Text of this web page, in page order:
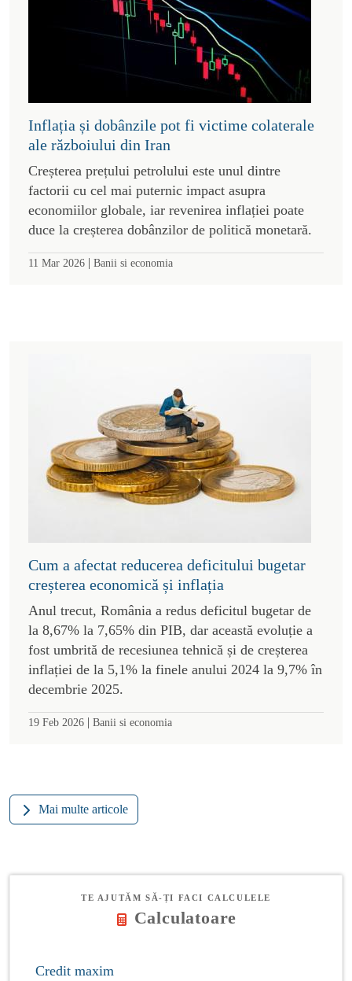
Inflația și dobânzile pot fi victime colaterale
ale războiului din Iran
Creșterea prețului petrolului este unul dintre
factorii cu cel mai puternic impact asupra
economiilor globale, iar revenirea inflației poate
duce la creșterea dobânzilor de politică monetară.
11 Mar 2026 | Banii si economia
Cum a afectat reducerea deficitului bugetar
creșterea economică și inflația
Anul trecut, România a redus deficitul bugetar de
la 8,67% la 7,65% din PIB, dar această evoluție a
fost umbrită de recesiunea tehnică și de creșterea
inflației de la 5,1% la finele anului 2024 la 9,7% în
decembrie 2025.
19 Feb 2026 | Banii si economia
Mai multe articole
TE AJUTĂM SĂ-ȚI FACI CALCULELE
Calculatoare
Credit maxim